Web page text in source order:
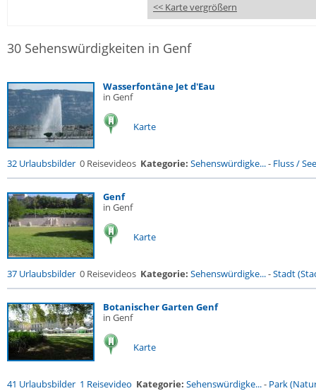
<< Karte vergrößern
30 Sehenswürdigkeiten in Genf
Wasserfontäne Jet d'Eau
in Genf
Karte
32 Urlaubsbilder 0 Reisevideos Kategorie: Sehenswürdigke...- Fluss /
Genf
in Genf
Karte
37 Urlaubsbilder 0 Reisevideos Kategorie: Sehenswürdigke...-Stadt
Botanischer Garten Genf
in Genf
Karte
41 Urlaubsbilder 1 Reisevideo Kategorie: Sehenswürdigke...- Park